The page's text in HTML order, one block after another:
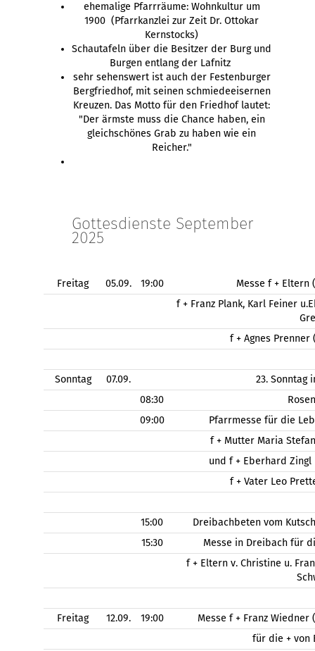
ehemalige Pfarrräume: Wohnkultur um
1900 (Pfarrkanzlei zur Zeit Dr. Ottokar
Kernstocks)
Schautafeln über die Besitzer der Burg und
Burgen entlang der Lafnitz
sehr sehenswert ist auch der Festenburger
Bergfriedhof, mit seinen schmiedeeisernen
Kreuzen. Das Motto für den Friedhof lautet:
"Der ärmste muss die Chance haben, ein
gleichschönes Grab zu haben wie ein
Reicher."
Gottesdienste September
2025
Freitag 05.09. 19:00
Messe f + Eltern
f + Franz Plank, Karl Feiner
f + Agnes Prenner
Sonntag 07.09.
23. Sonntag
08:30
09:00
Pfarrmesse für die
f + Mutter Maria
und f + Eberhard Zingl
f + Vater Leo
15:00
Dreibachbeten vom
15:30
Messe in Dreibach für
f + Eltern v. Christine u.
Freitag 12.09. 19:00
Messe f + Franz
für die + von